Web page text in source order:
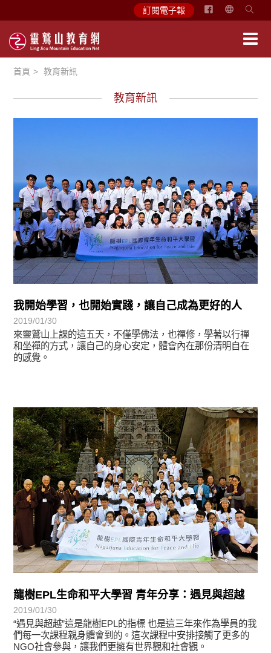
訂閱電子報
简
首頁 教育新訊
教育新訊
我開始學習，也開始實踐，讓自己成為更好的人
2019/01/30
來靈鷲山上課的這五天，不僅學佛法，也禪修，學著以行禪
和坐禪的方式，讓自己的身心安定，體會內在那份清明自在
的感覺。
龍樹EPL生命和平大學習 青年分享：遇見與超越
2019/01/30
“遇見與超越”這是龍樹EPL的指標 也是這三年來作為學員的我
們每一次課程親身體會到的。這次課程中安排接觸了更多的
NGO社會參與，讓我們更擁有世界觀和社會觀。
學習分享